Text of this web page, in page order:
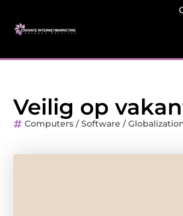
Veilig op
Computers / Software /